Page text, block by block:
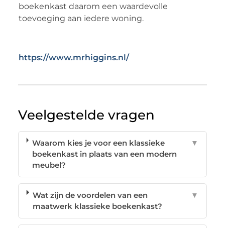
boekenkast daarom een waardevolle
toevoeging aan iedere woning.
https://www.mrhiggins.nl/
Veelgestelde vragen
Waarom kies je voor een klassieke
boekenkast in plaats van een modern
meubel?
▼
Wat zijn de voordelen van een
maatwerk klassieke boekenkast?
▼